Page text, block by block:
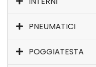
PNEUMATICI
POGGIATESTA